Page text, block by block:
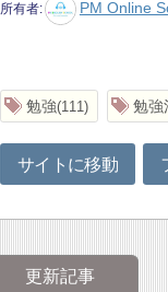
所有者 PM Online
勉強 111 勉強
サイトに移動
更新記事